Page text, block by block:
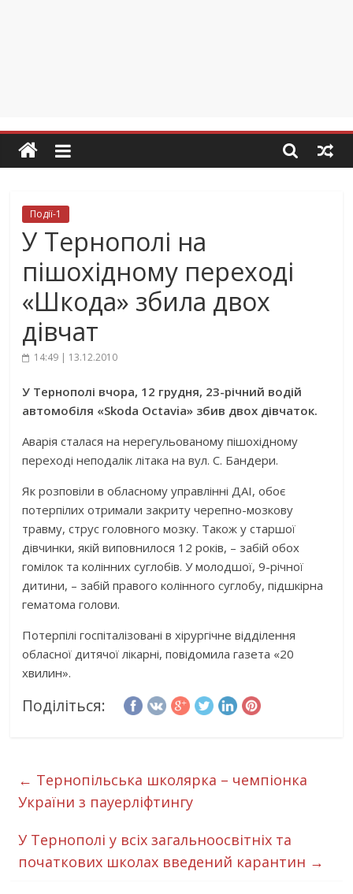
Події-1
У Тернополі на
пішохідному переході
«Шкода» збила двох
дівчат
14:49 | 13.12.2010
У Тернополі вчора, 12 грудня, 23-річний водій
автомобіля «Skoda Octavia» збив двох дівчаток.
Аварія сталася на нерегульованому пішохідному
переході неподалік літака на вул. С. Бандери.
Як розповіли в обласному управлінні ДАІ, обоє
потерпілих отримали закриту черепно-мозкову
травму, струс головного мозку. Також у старшої
дівчинки, якій виповнилося 12 років, – забій обох
гомілок та колінних суглобів. У молодшої, 9-річної
дитини, – забій правого колінного суглобу, підшкірна
гематома голови.
Потерпілі госпіталізовані в хірургічне відділення
обласної дитячої лікарні, повідомила газета «20
хвилин».
Поділіться:
← Тернопільська школярка – чемпіонка
України з пауерліфтингу
У Тернополі у всіх загальноосвітніх та
початкових школах введений карантин →